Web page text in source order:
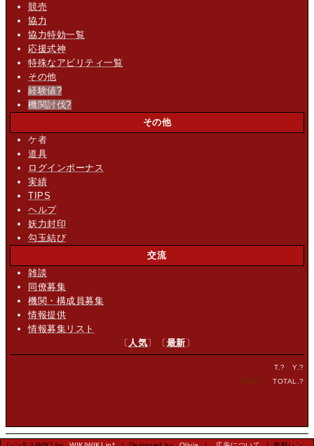
競売
協力
協力特効一覧
応援式神
特殊なアビリティ一覧
その他
経験値?
機関討伐?
その他
ケ者
道具
ログインボーナス
実績
TIPS
ヘルプ
妖力封印
勾玉結び
交流
雑談
同僚募集
機関・構成員募集
情報提供
情報募集リスト
〔 人気〕〔最新〕
T.? Y.?
NOW. ? TOTAL.?